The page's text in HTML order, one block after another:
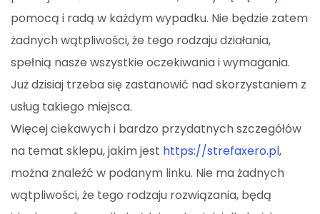
pomocą i radą w każdym wypadku. Nie będzie zatem
żadnych wątpliwości, że tego rodzaju działania,
spełnią nasze wszystkie oczekiwania i wymagania.
Już dzisiaj trzeba się zastanowić nad skorzystaniem z
usług takiego miejsca.
Więcej ciekawych i bardzo przydatnych szczegółów
na temat sklepu, jakim jest https://strefaxero.pl,
można znaleźć w podanym linku. Nie ma żadnych
wątpliwości, że tego rodzaju rozwiązania, będą